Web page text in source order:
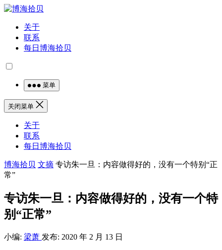
关于
联系
每日博海拾贝
菜单
关闭菜单
关于
联系
每日博海拾贝
博海拾贝 文摘 专访朱一旦：内容做得好的，没有一个特别“正
常”
专访朱一旦：内容做得好的，没有一个特
别“正常”
小编: 梁萧 发布: 2020 年 2 月 13 日